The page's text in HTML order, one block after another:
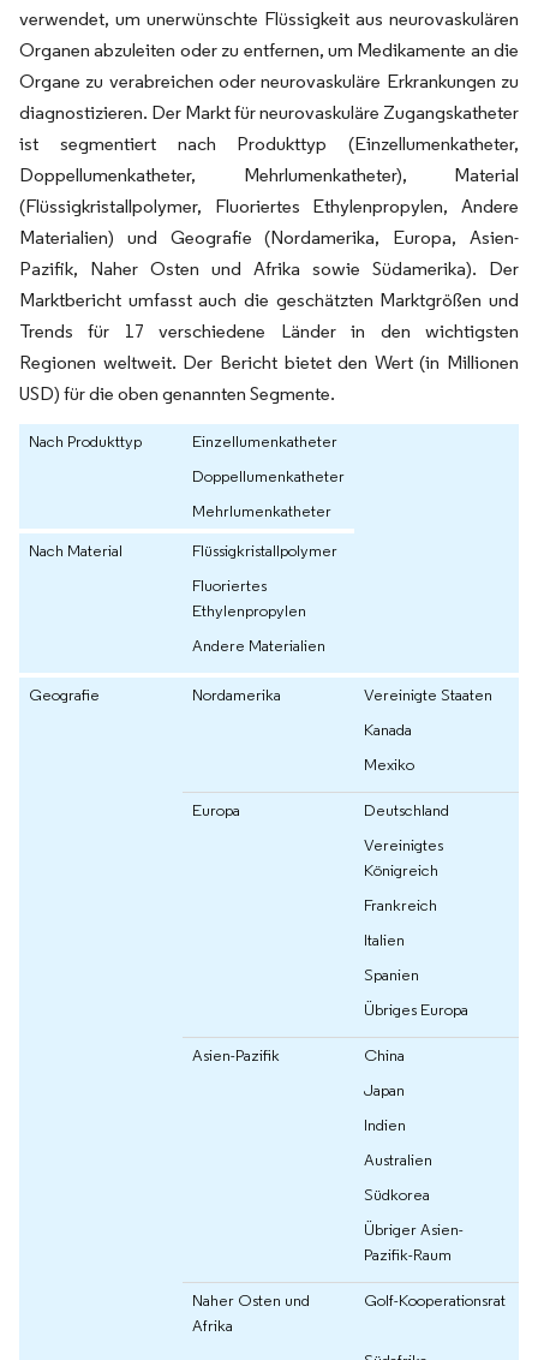
verwendet, um unerwünschte Flüssigkeit aus neurovaskulären
Organen abzuleiten oder zu entfernen, um Medikamente an die
Organe zu verabreichen oder neurovaskuläre Erkrankungen zu
diagnostizieren. Der Markt für neurovaskuläre Zugangskatheter
ist segmentiert nach Produkttyp (Einzellumenkatheter,
Doppellumenkatheter, Mehrlumenkatheter), Material
(Flüssigkristallpolymer, Fluoriertes Ethylenpropylen, Andere
Materialien) und Geografie (Nordamerika, Europa, Asien-
Pazifik, Naher Osten und Afrika sowie Südamerika). Der
Marktbericht umfasst auch die geschätzten Marktgrößen und
Trends für 17 verschiedene Länder in den wichtigsten
Regionen weltweit. Der Bericht bietet den Wert (in Millionen
USD) für die oben genannten Segmente.
Nach Produkttyp
Einzellumenkatheter
Doppellumenkatheter
Mehrlumenkatheter
Nach Material
Flüssigkristallpolymer
Fluoriertes
Ethylenpropylen
Andere Materialien
Geografie Nordamerika
Vereinigte Staaten
Kanada
Mexiko
Europa
Deutschland
Vereinigtes
Königreich
Frankreich
Italien
Spanien
Übriges Europa
Asien-Pazifik
China
Japan
Indien
Australien
Südkorea
Übriger Asien-
Pazifik-Raum
Naher Osten und
Afrika
Golf-Kooperationsrat